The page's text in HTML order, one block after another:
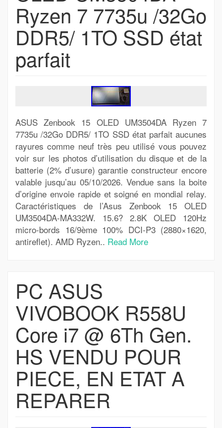
Ryzen 7 7735u /32Go
DDR5/ 1TO SSD état
parfait
ASUS Zenbook 15 OLED UM3504DA Ryzen 7
7735u /32Go DDR5/ 1TO SSD état parfait aucunes
rayures comme neuf très peu utilisé vous pouvez
voir sur les photos d’utilisation du disque et de la
batterie (2% d’usure) garantie constructeur encore
valable jusqu’au 05/10/2026. Vendue sans la boite
d’origine envoie rapide et soigné en mondial relay.
Caractéristiques de l’Asus Zenbook 15 OLED
UM3504DA-MA332W. 15.6? 2.8K OLED 120Hz
micro-bords 16/9ème 100% DCI-P3 (2880×1620,
antireflet). AMD Ryzen.. Read More
PC ASUS
VIVOBOOK R558U
Core i7 @ 6Th Gen.
HS VENDU POUR
PIECE, EN ETAT A
REPARER